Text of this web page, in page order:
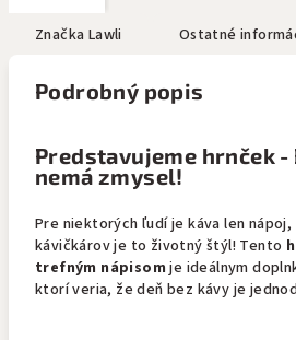
Značka Lawli Ostatné
Podrobný popis
Predstavujeme hrnček -
nemá zmysel!
Pre niektorých ľudí je káva len
kávičkárov je to životný štýl! Tento
trefným nápisom je ideálnym
ktorí veria, že deň bez kávy je